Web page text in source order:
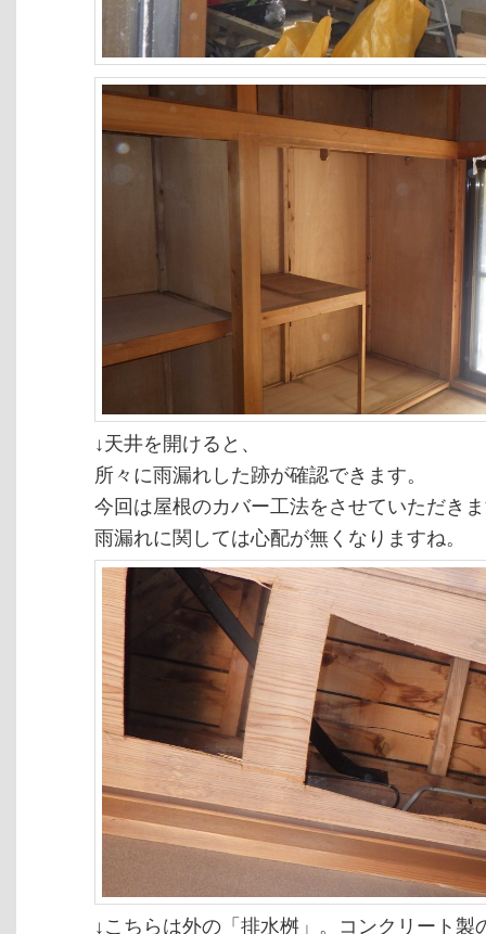
↓天井を開けると、
所々に雨漏れした跡が確認できます。
今回は屋根のカバー工法をさせていただき
雨漏れに関しては心配が無くなりますね。
↓こちらは外の「排水桝」。コンクリート製